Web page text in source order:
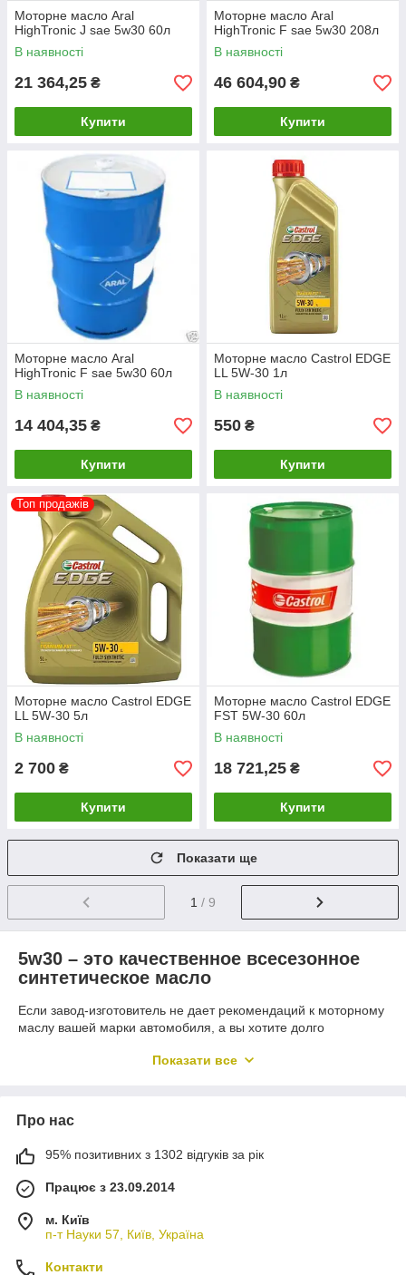
Моторне масло Aral
HighTronic J sae 5w30 60л
В наявності
21 364,25 ₴
Купити
Моторне масло Aral
HighTronic F sae 5w30 208л
В наявності
46 604,90 ₴
Купити
Моторне масло Aral
HighTronic F sae 5w30 60л
В наявності
14 404,35 ₴
Купити
Моторне масло Castrol EDGE
LL 5W-30 1л
В наявності
550 ₴
Купити
Топ продажів
Моторне масло Castrol EDGE
LL 5W-30 5л
В наявності
2 700 ₴
Купити
Моторне масло Castrol EDGE
FST 5W-30 60л
В наявності
18 721,25 ₴
Купити
Показати ще
1 / 9
5w30 – это качественное всесезонное
синтетическое масло
Если завод-изготовитель не дает рекомендаций к моторному
маслу вашей марки автомобиля, а вы хотите долго
загородным трассам, то выбирайтесинтетическое масло
химического синтеза.
добавляет в состав5w30различные комплекты присадок,
преждевременный износ двигателя.
Масло 5w30: основные отличия от
других смазочных материалов
Моторное масло 5w30
Показати все
Про нас
95% позитивних з 1302 відгуків за рік
Працює з 23.09.2014
м. Київ
п-т Науки 57, Київ, Україна
Контакти